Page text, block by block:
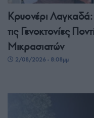
Κρυονέρι
τις Γενοκτονίες
Μικρασιατών
2/08/2026 - 8:08μμ